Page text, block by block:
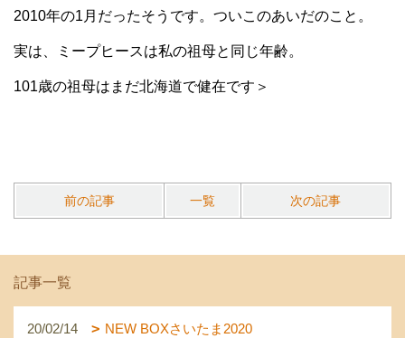
2010年の1月だったそうです。ついこのあいだのこと。
実は、ミープヒースは私の祖母と同じ年齢。
101歳の祖母はまだ北海道で健在です＞
前の記事 一覧 次の記事
記事一覧
20/02/14 NEW BOXさいたま2020